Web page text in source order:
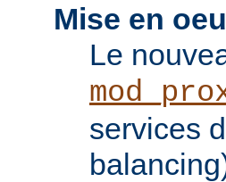
Mise en
Le
services